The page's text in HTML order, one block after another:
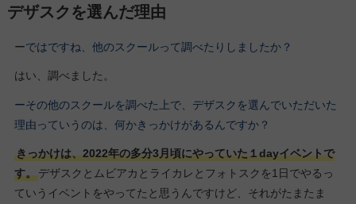
デザスクを選んだ理由
ーではですね、他のスクールって調べたりしましたか？
はい、調べました。
ーその他のスクールを調べた上で、デザスクを選んでいただいた
理由っていうのは、何かきっかけがあるんですか？
きっかけは、2022年の多分3月頃にやっていた１dayイベントで
す。デザスクとムビアカとライカレとフォトスクを1日でやるっ
ていうイベントをやってたと思うんですけど、それがたまたま